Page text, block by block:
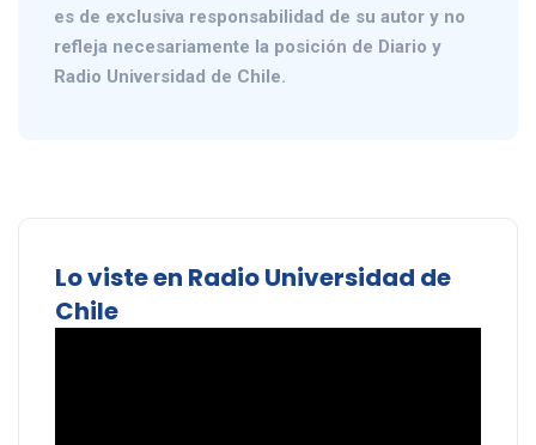
es de exclusiva responsabilidad de su autor y no
refleja necesariamente la posición de Diario y
Radio Universidad de Chile.
Lo viste en Radio Universidad de
Chile